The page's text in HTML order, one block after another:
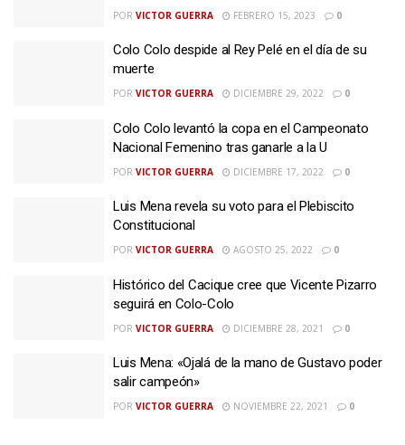
POR VICTOR GUERRA FEBRERO 15, 2023 0
Colo Colo despide al Rey Pelé en el día de su
muerte
POR VICTOR GUERRA DICIEMBRE 29, 2022 0
Colo Colo levantó la copa en el Campeonato
Nacional Femenino tras ganarle a la U
POR VICTOR GUERRA DICIEMBRE 17, 2022 0
Luis Mena revela su voto para el Plebiscito
Constitucional
POR VICTOR GUERRA AGOSTO 25, 2022 0
Histórico del Cacique cree que Vicente Pizarro
seguirá en Colo-Colo
POR VICTOR GUERRA DICIEMBRE 28, 2021 0
Luis Mena: «Ojalá de la mano de Gustavo poder
salir campeón»
POR VICTOR GUERRA NOVIEMBRE 22, 2021 0